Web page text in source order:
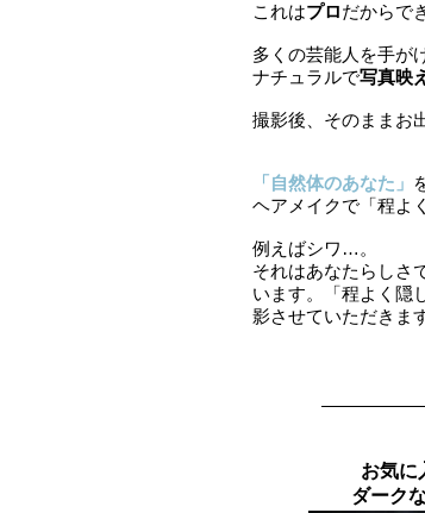
これはプロだからで
多くの芸能人を手が
ナチュラルで写真映え
撮影後、そのままお
「自然体のあなた」
ヘアメイクで「程よ
例えばシワ…。
それはあなたらしさ
います。「程よく隠
影させていただきま
お気に
ダーク